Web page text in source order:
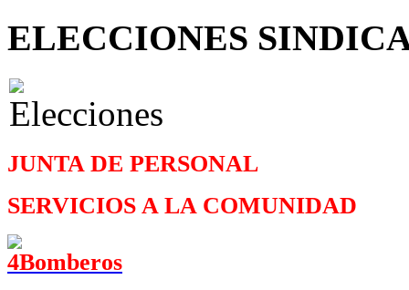
ELECCIONES
JUNTA DE PERSONAL
SERVICIOS A LA COMUNIDAD